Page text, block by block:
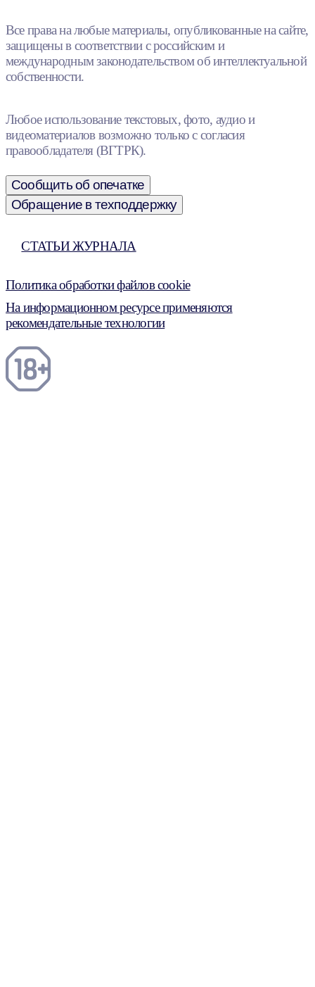
Все права на любые материалы, опубликованные на сайте,
защищены в соответствии с российским и
международным законодательством об интеллектуальной
собственности.
Любое использование текстовых, фото, аудио и
видеоматериалов возможно только с согласия
правообладателя (ВГТРК).
Сообщить об опечатке
Обращение в техподдержку
СТАТЬИ ЖУРНАЛА
Политика обработки файлов cookie
На информационном ресурсе применяются
рекомендательные технологии